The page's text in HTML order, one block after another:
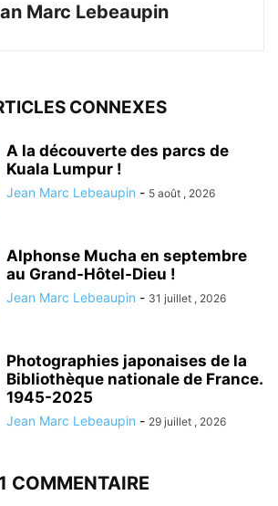
Marc Lebeaupin
CONNEXES
A la découverte des parcs de
Kuala Lumpur !
Jean Marc Lebeaupin - 5 août , 2026
Alphonse Mucha en septembre
au Grand-Hôtel-Dieu !
Jean Marc Lebeaupin - 31 juillet , 2026
Photographies japonaises de la
Bibliothèque nationale de France.
1945-2025
Jean Marc Lebeaupin - 29 juillet , 2026
1 COMMENTAIRE